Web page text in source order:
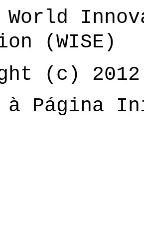
World
(WISE)
(c) 2012
à Página